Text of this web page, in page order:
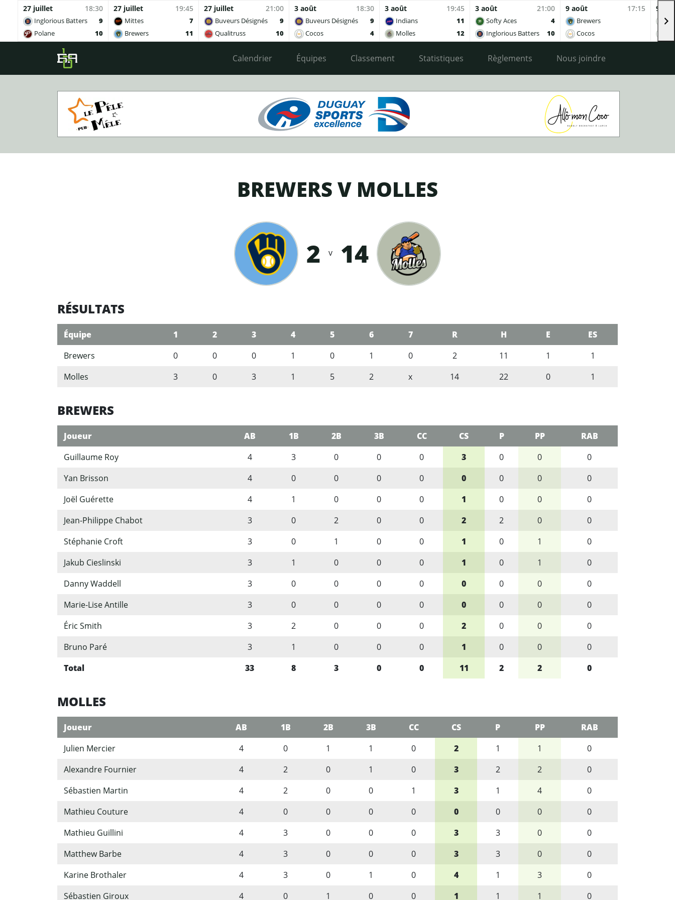
27 juillet 18:30
Inglorious Batters
9
Polane
10
27 juillet 19:45
Mittes
7
Brewers
11
27 juillet 21:00
Buveurs Désignés
9
Qualitruss
10
3 août 18:30
Buveurs Désignés
9
Cocos
4
3 août 19:45
Indians
11
Molles
12
3 août 21:00
Softy Aces
4
Inglorious Batters
10
9 août 17:15
Brewers
Cocos
9
Skip to main content
Calendrier
Équipes Classement Statistiques Règlements Nous joindre
BREWERS V MOLLES
2 v 14
RÉSULTATS
Équipe 1 2 3 4 5 6 7 R H E
ES
Brewers
0 0 0 1 0 1 0 2 11 1
1
Molles
3 0 3 1 5 2 x 14 22 0 1
BREWERS
Joueur AB 1B 2B 3B CC CS P PP
RAB
Guillaume Roy
4 3 0 0 0 3 0 0
0
Yan Brisson
4 0 0 0 0 0 0 0
0
Joël Guérette
4 1 0 0 0 1 0 0
0
Jean-Philippe Chabot
3 0 2 0 0 2 2 0
0
Stéphanie Croft
3 0 1 0 0 1 0 1
0
Jakub Cieslinski
3 1 0 0 0 1 0 1
0
Danny Waddell
3 0 0 0 0 0 0 0
0
Marie-Lise Antille
3 0 0 0 0 0 0 0
0
Éric Smith
3 2 0 0 0 2 0 0
0
Bruno Paré
3 1 0 0 0 1 0 0
0
Total
33 8 3 0 0 11 2 2 0
MOLLES
Joueur AB 1B 2B 3B CC CS P PP
RAB
Julien Mercier
4 0 1 1 0 2 1 1
0
Alexandre Fournier
4 2 0 1 0 3 2 2
0
Sébastien Martin
4 2 0 0 1 3 1 4
0
Mathieu Couture
4 0 0 0 0 0 0 0
0
Mathieu Guillini
4 3 0 0 0 3 3 0
0
Matthew Barbe
4 3 0 0 0 3 3 0
0
Karine Brothaler
4 3 0 1 0 4 1 3
0
Sébastien Giroux
4 0 1 0 0 1 1 1 0